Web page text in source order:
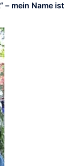
– mein Name ist